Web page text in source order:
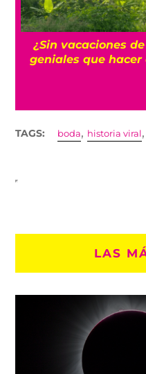
¿Sin vacaciones
geniales que
TAGS: boda, historia viral ,
LAS